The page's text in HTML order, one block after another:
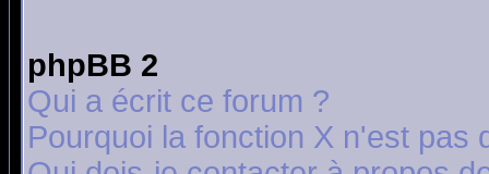
phpBB 2
Qui a écrit ce forum ?
Pourquoi la fonction X n'est pas